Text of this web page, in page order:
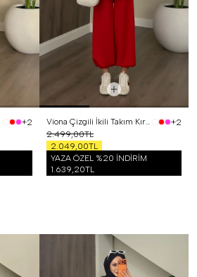
+2
Viona Çizgili İkili Takım Kırmızı
+2
2.499,00TL
2.049,00TL
YAZA ÖZEL %20 İNDİRİM
1.639,20TL